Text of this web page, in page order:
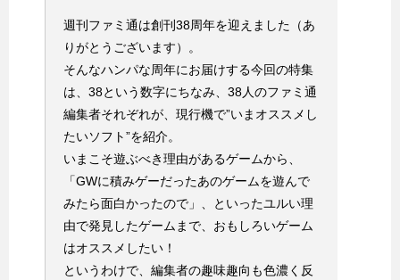
週刊ファミ通は創刊38周年を迎えました（あ
りがとうございます）。
そんなハンパな周年にお届けする今回の特集
は、38という数字にちなみ、38人のファミ通
編集者それぞれが、現行機で”いまオススメし
たいソフト”を紹介。
いまこそ遊ぶべき理由があるゲームから、
「GWに積みゲーだったあのゲームを遊んで
みたら面白かったので」、といったユルい理
由で発見したゲームまで、おもしろいゲーム
はオススメしたい！
というわけで、編集者の趣味趣向も色濃く反